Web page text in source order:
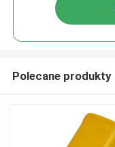
Polecane produkty